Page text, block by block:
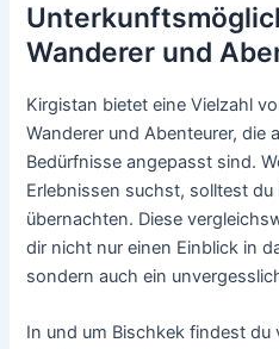
Wanderer und
Kirgistan bietet eine Vielzahl
Wanderer und Abenteurer, die
Bedürfnisse angepasst sind.
Erlebnissen suchst, solltest
übernachten. Diese
dir nicht nur einen Einblick in
sondern auch ein
In und um Bischkek findest du